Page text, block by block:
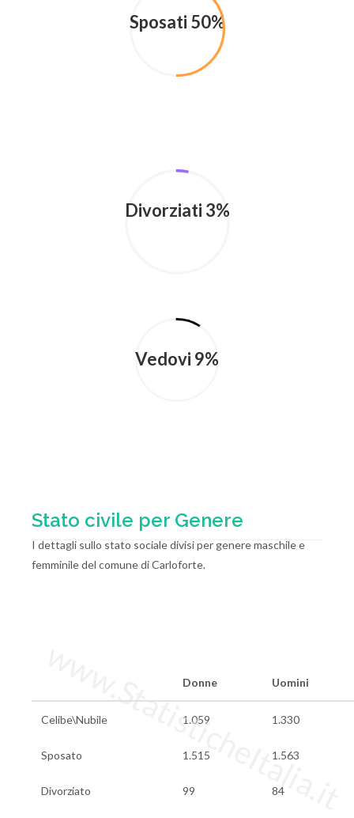
Sposati 50%
Divorziati 3%
Vedovi 9%
Stato civile per Genere
I dettagli sullo stato sociale divisi per genere maschile e
femminile del comune di Carloforte.
Donne Uomini
Celibe\Nubile 1.059 1.330
Sposato 1.515 1.563
Divorziato 99 84
www.StatisticheItalia.it